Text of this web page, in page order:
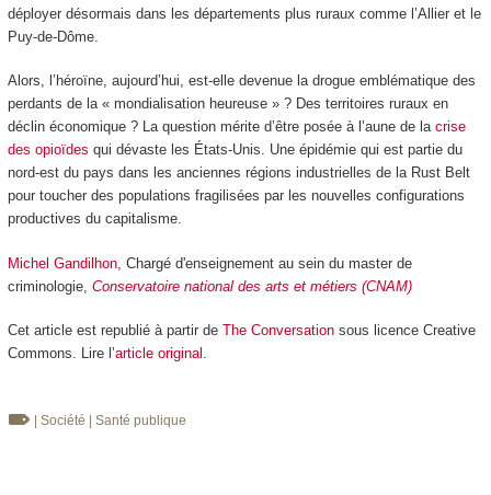
déployer désormais dans les départements plus ruraux comme l’Allier et le
Puy-de-Dôme.
Alors, l’héroïne, aujourd’hui, est-elle devenue la drogue emblématique des
perdants de la « mondialisation heureuse » ? Des territoires ruraux en
déclin économique ? La question mérite d’être posée à l’aune de la crise
des opioïdes qui dévaste les États-Unis. Une épidémie qui est partie du
nord-est du pays dans les anciennes régions industrielles de la Rust Belt
pour toucher des populations fragilisées par les nouvelles configurations
productives du capitalisme.
Michel Gandilhon, Chargé d'enseignement au sein du master de
criminologie, Conservatoire national des arts et métiers (CNAM)
Cet article est republié à partir de The Conversationsous licence Creative
Commons. Lire l’article original .
| Société | Santé publique